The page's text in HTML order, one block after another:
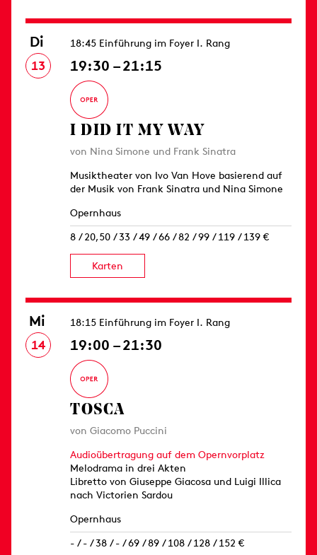
Di
13
18:45 Einführung im Foyer I. Rang
19:30 – 21:15
I DID IT MY WAY
von Nina Simone und Frank Sinatra
Musiktheater von Ivo Van Hove basierend auf
der Musik von Frank Sinatra und Nina Simone
Opernhaus
8 / 20,50 / 33 / 49 / 66 / 82 / 99 / 119 / 139 €
Karten
Mi
14
18:15 Einführung im Foyer I. Rang
19:00 – 21:30
TOSCA
von Giacomo Puccini
Audioübertragung auf dem Opernvorplatz
Melodrama in drei Akten
Libretto von Giuseppe Giacosa und Luigi Illica
nach Victorien Sardou
Opernhaus
- / - / 38 / - / 69 / 89 / 108 / 128 / 152 €